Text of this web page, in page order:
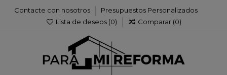
Contacte con nosotros
Presupuestos Personalizados
Lista de deseos (0) Comparar (0)